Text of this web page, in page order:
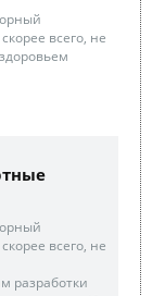
всего, не
всего, не
разработки